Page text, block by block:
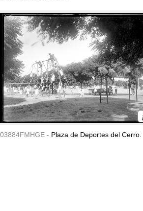
03884FMHGE - Plaza de Deportes del Cerro.